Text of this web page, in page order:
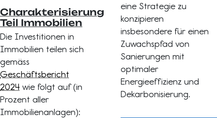
Charakterisierung
Teil Immobilien
Die Investitionen in
Immobilien teilen sich
gemäss
Geschäftsbericht
2024 wie folgt auf (in
Prozent aller
Immobilienanlagen):
eine Strategie zu
konzipieren
insbesondere für einen
Zuwachspfad von
Sanierungen mit
optimaler
Energieeffizienz und
Dekarbonisierung.